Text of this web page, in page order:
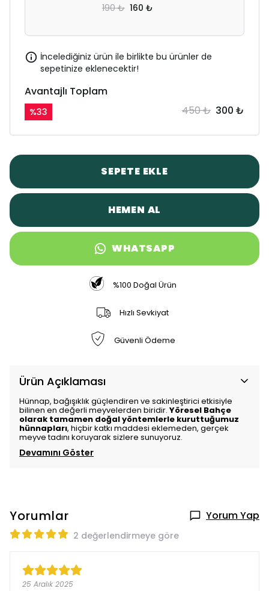
190 ₺ 160 ₺
İncelediğiniz ürün ile birlikte bu ürünler de
sepetinize eklenecektir!
Avantajlı Toplam
%33 450 ₺ 300 ₺
SEPETE EKLE
HEMEN AL
WHATSAPP
%100 Doğal Ürün
Hızlı Sevkiyat
Güvenli Ödeme
Ürün Açıklaması
Hünnap, bağışıklık güçlendiren ve sakinleştirici etkisiyle
bilinen en değerli meyvelerden biridir. Yöresel Bahçe
olarak tamamen doğal yöntemlerle kuruttuğumuz
hünnapları, hiçbir katkı maddesi eklemeden, gerçek
meyve tadını koruyarak sizlere sunuyoruz.
Devamını Göster
Yorumlar Yorum Yap
2 değerlendirmeye göre
25 Aralık 2025